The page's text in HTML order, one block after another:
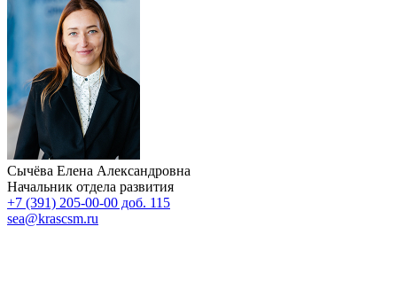
Сычёва Елена Александровна
Начальник отдела развития
+7 (391) 205-00-00 доб. 115
sea@krascsm.ru